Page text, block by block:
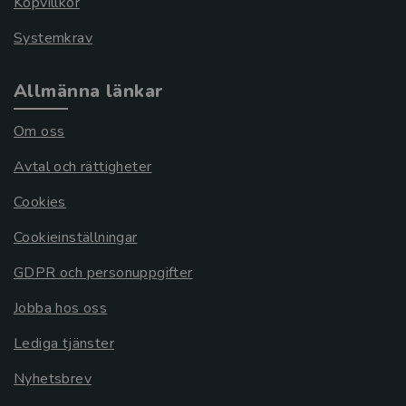
Systemkrav
Allmänna länkar
Om oss
Avtal och rättigheter
Cookies
Cookieinställningar
GDPR och personuppgifter
Jobba hos oss
Lediga tjänster
Nyhetsbrev